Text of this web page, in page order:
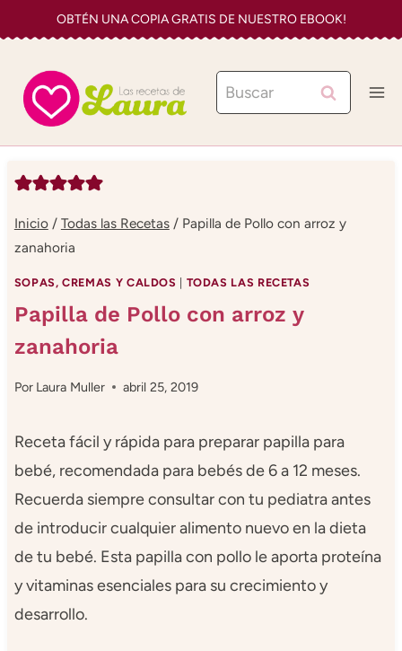
al
contenido
OBTÉN UNA COPIA GRATIS DE NUESTRO EBOOK!
Buscar:
Inicio / Todas las Recetas / Papilla de Pollo con arroz y
zanahoria
SOPAS, CREMAS Y CALDOS TODAS LAS RECETAS
Papilla de Pollo con arroz y
zanahoria
Por Laura Muller abril 25, 2019
Receta fácil y rápida para preparar papilla para
bebé, recomendada para bebés de 6 a 12 meses.
Recuerda siempre consultar con tu pediatra antes
de introducir cualquier alimento nuevo en la dieta
de tu bebé. Esta papilla con pollo le aporta proteína
y vitaminas esenciales para su crecimiento y
desarrollo.